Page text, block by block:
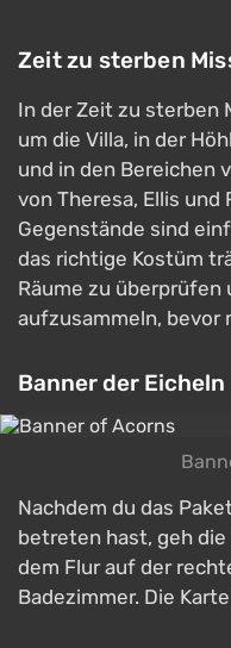
Zeit zu sterben
In der Zeit zu sterben
um die Villa, in der
und in den Bereichen
von Theresa, Ellis und
Gegenstände sind
das richtige Kostüm
Räume zu
aufzusammeln, bevor
Banner der Eicheln
Nachdem du das
betreten hast, geh die
dem Flur auf der
Badezimmer. Die